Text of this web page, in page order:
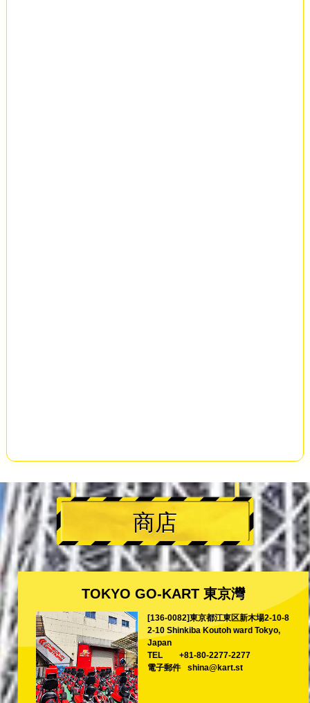
商店
TOKYO GO-KART 東京灣
[136-0082]東京都江東区新木場2-10-8
2-10 Shinkiba Koutoh ward Tokyo,
Japan
TEL
+81-80-2277-2277
電子郵件
shina@kart.st